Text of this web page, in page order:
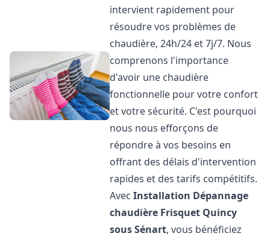
intervient rapidement pour
résoudre vos problèmes de
chaudière, 24h/24 et 7j/7. Nous
comprenons l'importance
d'avoir une chaudière
fonctionnelle pour votre confort
et votre sécurité. C'est pourquoi
nous nous efforçons de
répondre à vos besoins en
offrant des délais d'intervention
rapides et des tarifs compétitifs.
AvecInstallation Dépannage
chaudière Frisquet Quincy
sous Sénart, vous bénéficiez